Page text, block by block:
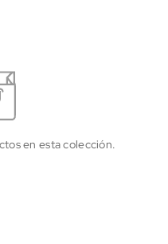
en esta colección.